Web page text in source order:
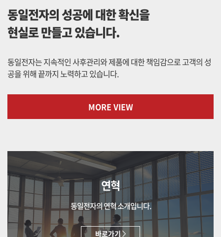
동일전자의 성공에 대한 확신을
현실로 만들고 있습니다.
동일전자는 지속적인 사후관리와 제품에 대한 책임감으로고객의 성
공을 위해 끝까지 노력하고 있습니다.
MORE VIEW
연혁
동일전자의 연혁 소개입니다.
바로가기